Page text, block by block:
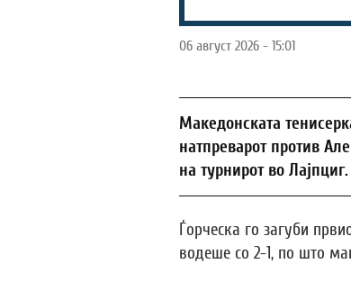
06 август 2026 - 15:01
Македонската
натпреварот против
на турнирот во Лајпциг.
Ѓорческа го загуби
водеше со 2-1, по што